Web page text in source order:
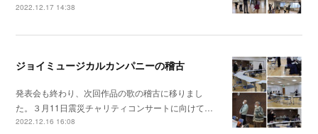
2022.12.17 14:38
ジョイミュージカルカンパニーの稽古
発表会も終わり、次回作品の歌の稽古に移りまし
た。３月11日震災チャリティコンサートに向けて…
2022.12.16 16:08